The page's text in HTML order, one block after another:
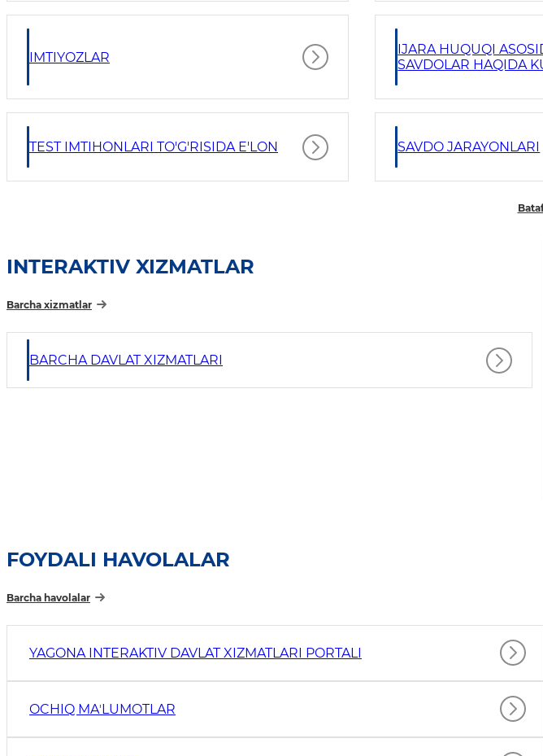
IMTIYOZLAR
IJARA HUQUQI
SAVDOLAR HAQIDA
TEST IMTIHONLARI TO'G'RISIDA E'LON SAVDO JARAYONLARI
INTERAKTIV XIZMATLAR
Barcha xizmatlar
BARCHA DAVLAT XIZMATLARI
FOYDALI HAVOLALAR
Barcha havolalar
YAGONA INTERAKTIV DAVLAT XIZMATLARI PORTALI
OCHIQ MAʼLUMOTLAR